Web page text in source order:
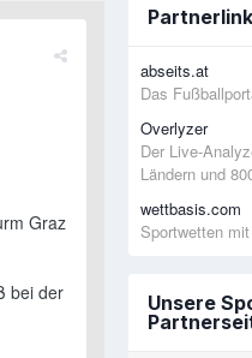
Graz
bei der
abseits.at
Das
Overlyzer
Der Live-
Ländern und
wettbasis.com
Sportwetten
Unsere